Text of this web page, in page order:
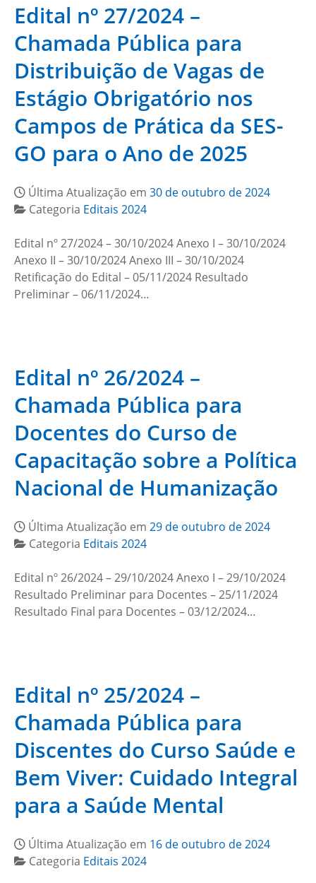
Edital nº 27/2024 –
Chamada Pública para
Distribuição de Vagas de
Estágio Obrigatório nos
Campos de Prática da SES-
GO para o Ano de 2025
Última Atualização em 30 de outubro de 2024
Categoria Editais 2024
Edital nº 27/2024 – 30/10/2024 Anexo I – 30/10/2024
Anexo II – 30/10/2024 Anexo III – 30/10/2024
Retificação do Edital – 05/11/2024 Resultado
Preliminar – 06/11/2024…
Edital nº 26/2024 –
Chamada Pública para
Docentes do Curso de
Capacitação sobre a Política
Nacional de Humanização
Última Atualização em 29 de outubro de 2024
Categoria Editais 2024
Edital nº 26/2024 – 29/10/2024 Anexo I – 29/10/2024
Resultado Preliminar para Docentes – 25/11/2024
Resultado Final para Docentes – 03/12/2024…
Edital nº 25/2024 –
Chamada Pública para
Discentes do Curso Saúde e
Bem Viver: Cuidado Integral
para a Saúde Mental
Última Atualização em 16 de outubro de 2024
Categoria Editais 2024